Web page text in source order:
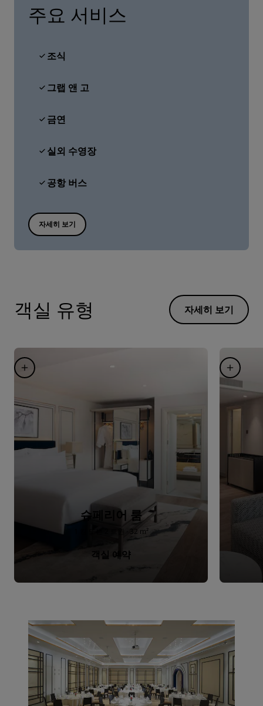
주요 서비스
조식
그랩 앤 고
금연
실외 수영장
공항 버스
자세히 보기
객실 유형 자세히 보기
슈페리어 룸
1 킹 또는 2 트윈 · 32 m²
객실 예약